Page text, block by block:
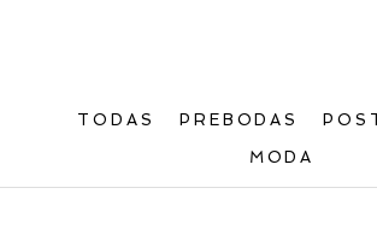
TODAS PREBODAS
MODA